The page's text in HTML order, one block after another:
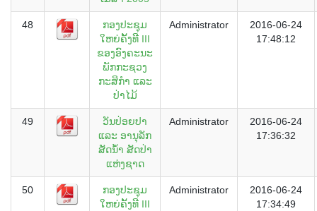
48
ກອງປະຊຸມ
ໃຫຍ່ຄັ້ງທີ III
ຂອງອົງຄະນະ
ພັກກະຊວງ
ກະສິກຳ ແລະ
ປ່າໄມ້
Administrator
2016-06-24
17:48:12
49
ວັນປ່ອຍປາ
ແລະ ອານຸລັກ
ສັດນ້ຳ ສັດປ່າ
ແຫ່ງຊາດ
Administrator
2016-06-24
17:36:32
50
ກອງປະຊຸມ
ໃຫຍ່ຄັ້ງທີ III
Administrator
2016-06-24
17:34:49